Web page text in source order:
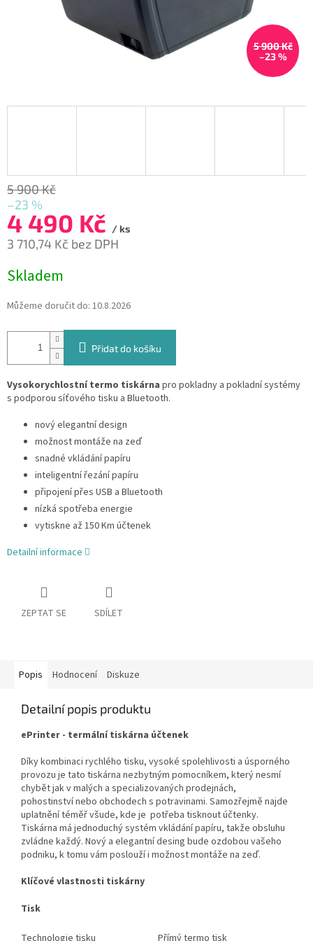
5 900 Kč
–23 %
5 900 Kč
–23 %
4 490 Kč / ks
3 710,74 Kč bez DPH
cena:
Skladem
Můžeme doručit do: 10.8.2026
Přidat do košíku
Vysokorychlostní termo tiskárna pro pokladny a pokladní systémy
s podporou síťového tisku a Bluetooth.
nový elegantní design
možnost montáže na zeď
snadné vkládání papíru
inteligentní řezání papíru
připojení přes USB a Bluetooth
nízká spotřeba energie
vytiskne až 150 Km účtenek
Detailní informace
ZEPTAT SE SDÍLET
Popis Hodnocení Diskuze
Detailní popis produktu
ePrinter - termální tiskárna účtenek
Díky kombinaci rychlého tisku, vysoké spolehlivosti a úsporného
provozu je tato tiskárna nezbytným pomocníkem, který nesmí
chybět jak v malých a specializovaných prodejnách,
pohostinství nebo obchodech s potravinami. Samozřejmě najde
uplatnění téměř všude, kde je potřeba tisknout účtenky.
Tiskárna má jednoduchý systém vkládání papíru, takže obsluhu
zvládne každý. Nový a elegantní desing bude ozdobou vašeho
podniku, k tomu vám poslouží i možnost montáže na zeď.
Klíčové vlastnosti tiskárny
Tisk